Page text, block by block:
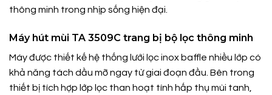
thông minh trong nhịp sống hiện đại.
Máy hút mùi TA 3509C trang bị bộ lọc thông minh
Máy được thiết kế hệ thống lưới lọc inox baffle nhiều lớp có
khả năng tách dầu mỡ ngay từ giai đoạn đầu. Bên trong
thiết bị tích hợp lớp lọc than hoạt tính hấp thụ mùi tanh,